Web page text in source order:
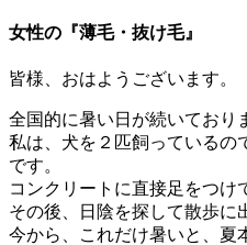
女性の『薄毛・抜け毛』
皆様、おはようございます。
全国的に暑い日が続いており
私は、犬を２匹飼っているの
です。
コンクリートに直接足をつけ
その後、日陰を探して散歩に
今から、これだけ暑いと、夏